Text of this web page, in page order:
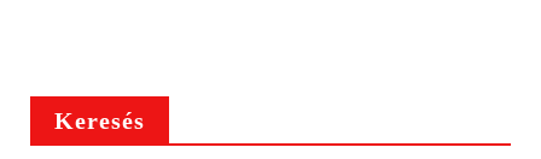
Keresés